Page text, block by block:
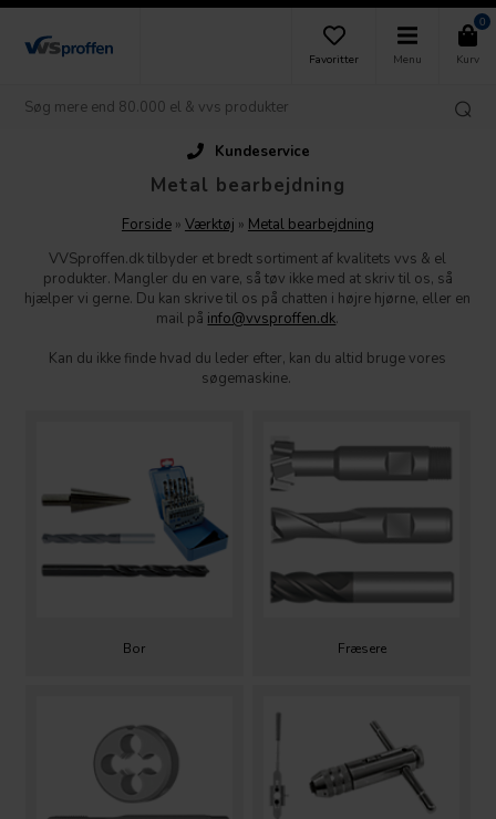
Favoritter Menu
0
Kurv
Kundeservice
Metal bearbejdning
Forside» Værktøj » Metal bearbejdning
VVSproffen.dk tilbyder et bredt sortiment af kvalitets vvs & el
produkter. Mangler du en vare, så tøv ikke med at skriv til os, så
hjælper vi gerne. Du kan skrive til os på chatten i højre hjørne, eller en
mail på info@vvsproffen.dk.
Kan du ikke finde hvad du leder efter, kan du altid bruge vores
søgemaskine.
Bor Fræsere